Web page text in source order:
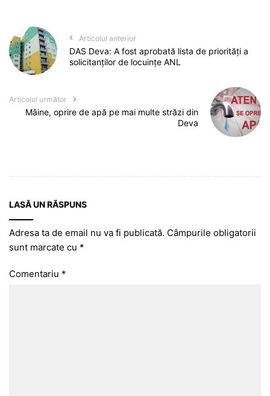
Articolul anterior
DAS Deva: A fost aprobată lista de priorități a
solicitanților de locuințe ANL
Articolul următor
Mâine, oprire de apă pe mai multe străzi din
Deva
LASĂ UN RĂSPUNS
Adresa ta de email nu va fi publicată. Câmpurile obligatorii
sunt marcate cu *
Comentariu *